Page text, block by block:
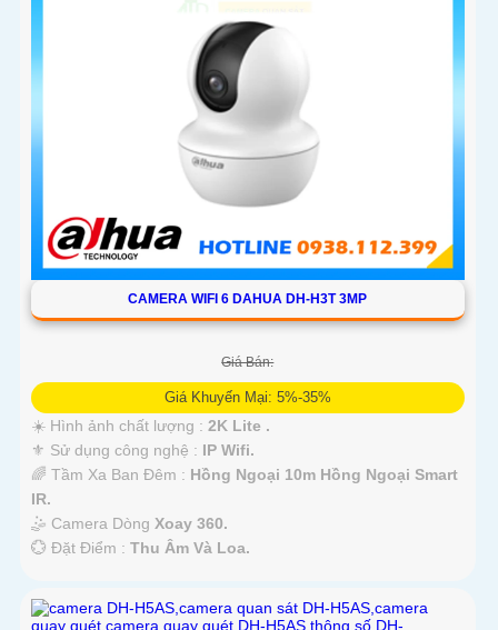
CAMERA WIFI 6 DAHUA DH-H3T 3MP
Giá Bán:
Giá Khuyến Mại: 5%-35%
☀️ Hình ảnh chất lượng : 2K Lite .
⚜️ Sử dụng công nghệ : IP Wifi.
🌈 Tầm Xa Ban Đêm : Hồng Ngoại 10m Hồng Ngoại Smart
IR.
🤹 Camera Dòng Xoay 360.
️💮 Đặt Điểm : Thu Âm Và Loa.